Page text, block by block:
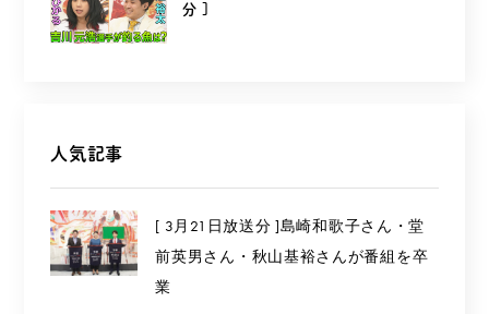
分 ]
人気記事
[ 3月21日放送分 ]島崎和歌子さん・堂
前英男さん・秋山基裕さんが番組を卒
業